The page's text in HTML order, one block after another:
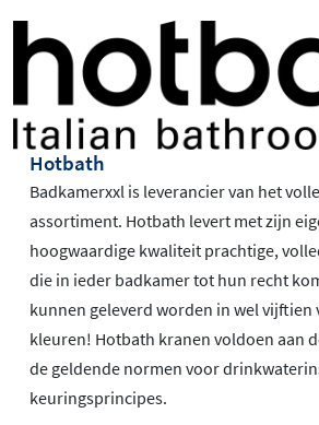
Hotbath
Badkamerxxl is leverancier van het
assortiment. Hotbath levert met zijn
hoogwaardige kwaliteit prachtige,
die in ieder badkamer tot hun recht
kunnen geleverd worden in wel vijftien
kleuren! Hotbath kranen voldoen aan
de geldende normen voor
keuringsprincipes.